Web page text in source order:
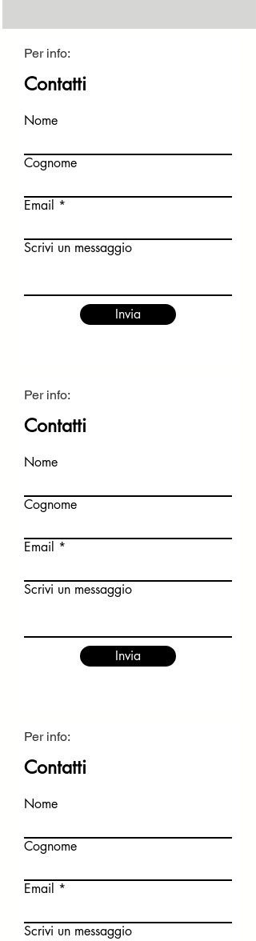
Per info:
Contatti
Nome
Cognome
Email
Scrivi un messaggio
Invia
Per info:
Contatti
Nome
Cognome
Email
Scrivi un messaggio
Invia
Per info:
Contatti
Nome
Cognome
Email
Scrivi un messaggio